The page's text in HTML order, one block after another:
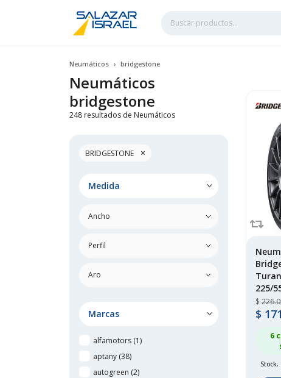
Neumáticos bridgestone
Neumáticos
bridgestone
248 resultados de Neumáticos
BRIDGESTONE ×
Medida
Marcas
alfamotors (1)
aptany (38)
autogreen (2)
225/
$
$
6
Stock: